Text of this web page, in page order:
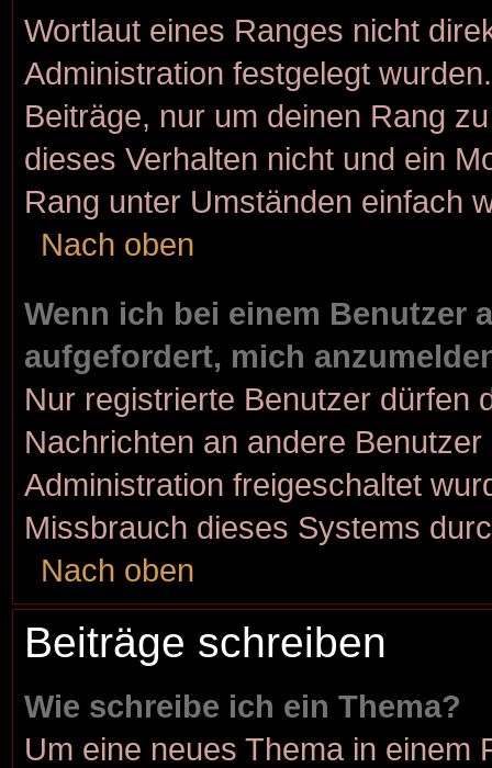
Wortlaut eines Ranges nicht
Administration festgelegt
Beiträge, nur um deinen Rang
dieses Verhalten nicht und ein
Rang unter Umständen einfach
Nach oben
Wenn ich bei einem Benutzer
aufgefordert, mich
Nur registrierte Benutzer dürfen
Nachrichten an andere
Administration freigeschaltet
Missbrauch dieses Systems
Nach oben
Beiträge schreiben
Wie schreibe ich ein Thema?
Um eine neues Thema in einem